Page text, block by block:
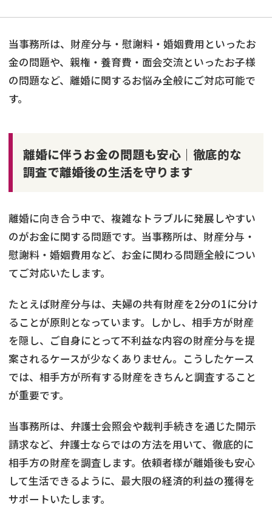
当事務所は、財産分与・慰謝料・婚姻費用といったお
金の問題や、親権・養育費・面会交流といったお子様
の問題など、離婚に関するお悩み全般にご対応可能で
す。
離婚に伴うお金の問題も安心｜徹底的な
調査で離婚後の生活を守ります
離婚に向き合う中で、複雑なトラブルに発展しやすい
のがお金に関する問題です。当事務所は、財産分与・
慰謝料・婚姻費用など、お金に関わる問題全般につい
てご対応いたします。
たとえば財産分与は、夫婦の共有財産を2分の1に分け
ることが原則となっています。しかし、相手方が財産
を隠し、ご自身にとって不利益な内容の財産分与を提
案されるケースが少なくありません。こうしたケース
では、相手方が所有する財産をきちんと調査すること
が重要です。
当事務所は、弁護士会照会や裁判手続きを通じた開示
請求など、弁護士ならではの方法を用いて、徹底的に
相手方の財産を調査します。依頼者様が離婚後も安心
して生活できるように、最大限の経済的利益の獲得を
サポートいたします。